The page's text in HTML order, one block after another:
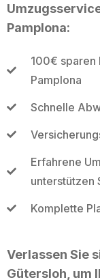
Pamplona:
100€ sparen
Pamplona
Schnelle
Erfahrene
unterstützen
Komplette
Verlassen Sie
Gütersloh, um